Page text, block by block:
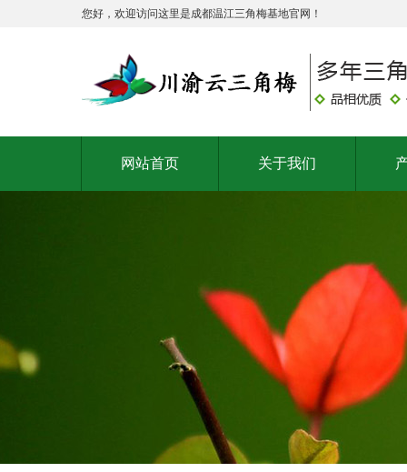
您好，欢迎访问这里是成都温江三角梅基地官网！
网站首页 关于我们